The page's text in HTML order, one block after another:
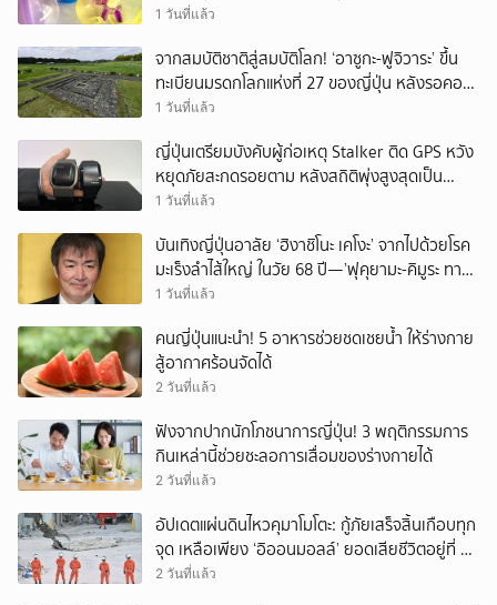
กลายเป็นวัฒนธรรมยอดนิยมของญี่ปุ่น?
1 วันที่แล้ว
จากสมบัติชาติสู่สมบัติโลก! ‘อาซูกะ-ฟูจิวาระ’ ขึ้น
ทะเบียนมรดกโลกแห่งที่ 27 ของญี่ปุ่น หลังรอคอย
นาน 20 ปี
1 วันที่แล้ว
ญี่ปุ่นเตรียมบังคับผู้ก่อเหตุ Stalker ติด GPS หวัง
หยุดภัยสะกดรอยตาม หลังสถิติพุ่งสูงสุดเป็น
ประวัติการณ์
1 วันที่แล้ว
บันเทิงญี่ปุ่นอาลัย ‘ฮิงาชิโนะ เคโงะ’ จากไปด้วยโรค
มะเร็งลำไส้ใหญ่ ในวัย 68 ปี—’ฟุคุยามะ-คิมูระ ทาคุ
ยะ’ นำทีมร่วมส่งวิญญาณ
1 วันที่แล้ว
คนญี่ปุ่นแนะนำ! 5 อาหารช่วยชดเชยน้ำ ให้ร่างกาย
สู้อากาศร้อนจัดได้
2 วันที่แล้ว
ฟังจากปากนักโภชนาการญี่ปุ่น! 3 พฤติกรรมการ
กินเหล่านี้ช่วยชะลอการเสื่อมของร่างกายได้
2 วันที่แล้ว
อัปเดตแผ่นดินไหวคุมาโมโตะ: กู้ภัยเสร็จสิ้นเกือบทุก
จุด เหลือเพียง ‘อิออนมอลล์’ ยอดเสียชีวิตอยู่ที่ 35
ราย
2 วันที่แล้ว